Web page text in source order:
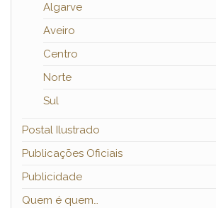
Algarve
Aveiro
Centro
Norte
Sul
Postal Ilustrado
Publicações Oficiais
Publicidade
Quem é quem…